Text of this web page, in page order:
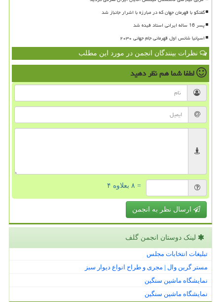
گفتگو با قهرمان جهان که در مبارزه با اشرار جانباز شد
پسر 16 ساله ایرانی استاد فیده شد
اسپانیا شانس اول قهرمانی جام جهانی ۲۰۳۰
نظرات بینندگان انجمن در مورد این مطلب
لطفا شما همنظر دهید
= ۸ بعلاوه ۴
ارسال نظر به انجمن
لینک دوستان انجمن گلف
تبلیغات انتخابات مجلس
مستر گرین وال | مجری و طراح انواع دیوار سبز
نمایشگاه ماشین سنگین
نمایشگاه ماشین سنگین